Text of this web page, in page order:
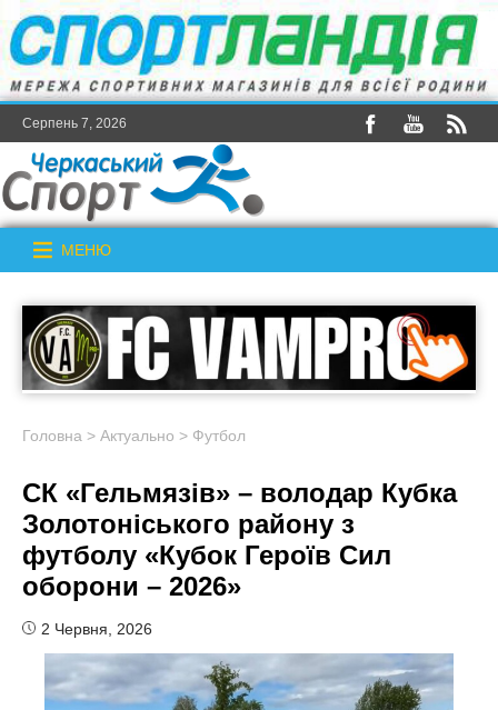
Серпень 7, 2026
МЕНЮ
Головна > Актуально > Футбол
СК «Гельмязів» – володар Кубка
Золотоніського району з
футболу «Кубок Героїв Сил
оборони – 2026»
2 Червня, 2026